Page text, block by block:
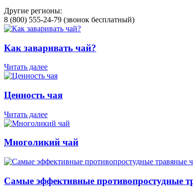
Другие регионы:
8 (800) 555-24-79 (звонок бесплатный)
Как заваривать чай?
Читать далее
Ценность чая
Читать далее
Многоликий чай
Самые эффективные противопростудные